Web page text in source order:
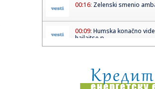
00:16: Zelenski smenio
00:09: Humska konačno
hajlajtse p...
00:04:Vukotić ne zna ko je